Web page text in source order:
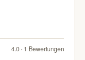
4.0 · 1 Bewertungen